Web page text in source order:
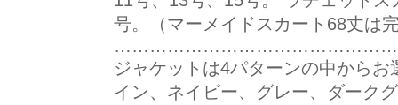
号。（マーメイドスカート68丈は
ジャケットは4パターンの中から
イン、ネイビー、グレー、ダーク